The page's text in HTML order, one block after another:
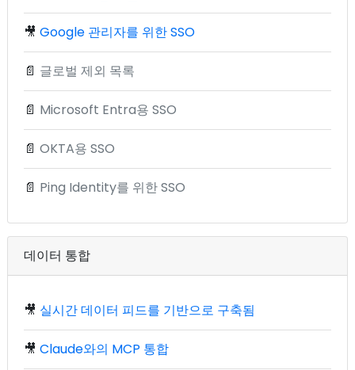
🎥 Google 관리자를 위한 SSO
📄 글로벌 제외 목록
📄 Microsoft Entra용 SSO
📄 OKTA용 SSO
📄 Ping Identity를 위한 SSO
데이터 통합
🎥 실시간 데이터 피드를 기반으로 구축됨
🎥 Claude와의 MCP 통합